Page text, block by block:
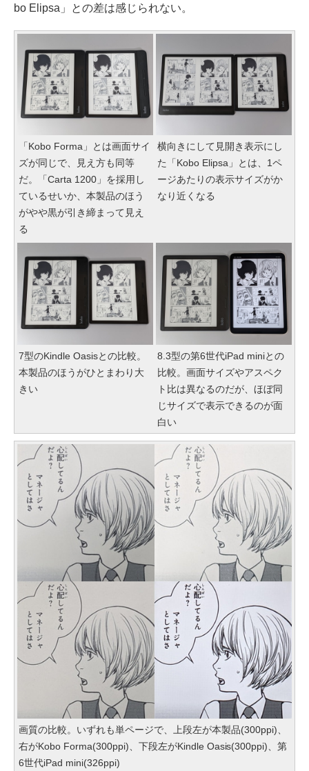
bo Elipsa」との差は感じられない。
「Kobo Forma」とは画面サイ
ズが同じで、見え方も同等
だ。「Carta 1200」を採用し
ているせいか、本製品のほう
がやや黒が引き締まって見え
る
横向きにして見開き表示にし
た「Kobo Elipsa」とは、1ペ
ージあたりの表示サイズがか
なり近くなる
7型のKindle Oasisとの比較。
本製品のほうがひとまわり大
きい
8.3型の第6世代iPad miniとの
比較。画面サイズやアスペク
ト比は異なるのだが、ほぼ同
じサイズで表示できるのが面
白い
画質の比較。いずれも単ページで、上段左が本製品(300ppi)、
右がKobo Forma(300ppi)、下段左がKindle Oasis(300ppi)、第
6世代iPad mini(326ppi)